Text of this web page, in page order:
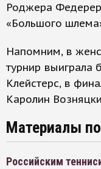
Роджера
«Большого
Напомним, в
турнир выиграла
Клейстерс, в
Каролин
Материалы
Российским